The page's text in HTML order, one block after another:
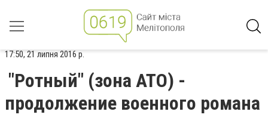
17:50, 21 липня 2016 р.
"Ротный" (зона АТО) -
продолжение военного романа